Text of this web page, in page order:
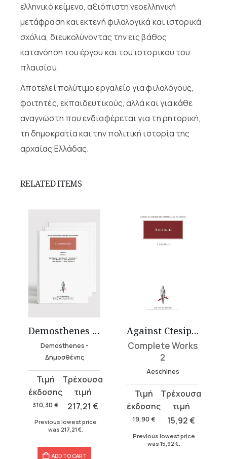
ελληνικό κείμενο, αξιόπιστη νεοελληνική
μετάφραση και εκτενή φιλολογικά και ιστορικά
σχόλια, διευκολύνοντας την εις βάθος
κατανόηση του έργου και του ιστορικού του
πλαισίου.
Αποτελεί πολύτιμο εργαλείο για φιλολόγους,
φοιτητές, εκπαιδευτικούς, αλλά και για κάθε
αναγνώστη που ενδιαφέρεται για τη ρητορική,
τη δημοκρατία και την πολιτική ιστορία της
αρχαίας Ελλάδας.
RELATED ITEMS
Demosthenes Complete Work (16 volumes)
Demosthenes -
Δημοσθένης
310,30 €
Original
price
was:
217,21 €
Current
price
is:
Previous lowest price
was 217,21 €
ADD TO CART
Against Ctesiphon
Complete Works
2
Aeschines
19,90 €
Original
price
was:
15,92€
Current
price
is:
Previous lowest price
was 15,92 €